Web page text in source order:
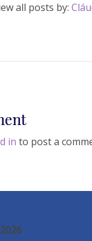
all posts by:
in to post a